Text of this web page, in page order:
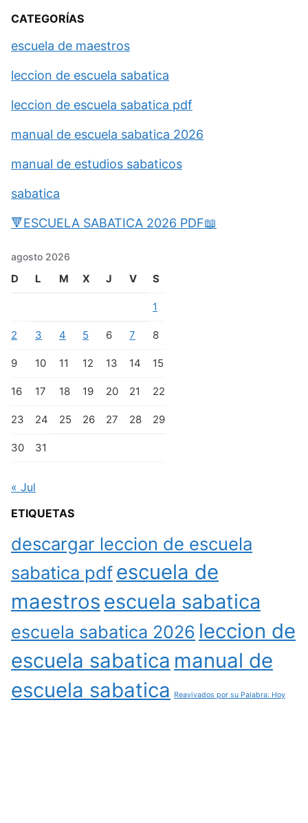
CATEGORÍAS
escuela de maestros
leccion de escuela sabatica
leccion de escuela sabatica pdf
manual de escuela sabatica 2026
manual de estudios sabaticos
sabatica
🔻ESCUELA SABATICA 2026 PDF📖
agosto 2026
D L M X J V S
1
2 3 4 5 6 7 8
9 10 11 12 13 14 15
16 17 18 19 20 21 22
23 24 25 26 27 28 29
30 31
« Jul
ETIQUETAS
descargar leccion de escuela
sabatica pdfescuela de
maestros escuela sabatica
escuela sabatica 2026 leccion de
escuela sabatica manual de
escuela sabatica
Reavivados por su Palabra: Hoy